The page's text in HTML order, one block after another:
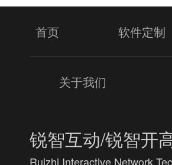
首页 软件定制
关于我们
锐智互动/锐智开
Ruizhi Interactive Network